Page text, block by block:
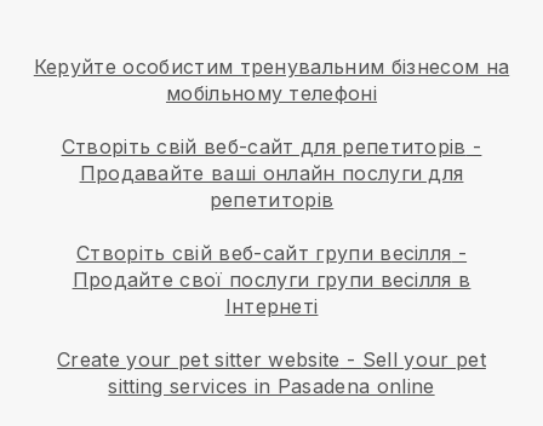
Керуйте особистим тренувальним бізнесом на
мобільному телефоні
Створіть свій веб-сайт для репетиторів -
Продавайте ваші онлайн послуги для
репетиторів
Створіть свій веб-сайт групи весілля -
Продайте свої послуги групи весілля в
Інтернеті
Create your pet sitter website - Sell your pet
sitting services in Pasadena online